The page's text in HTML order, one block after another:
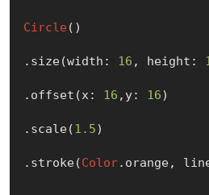
Circle ()
.size(width: 16 , height:
.offset(x: 16 ,y: 16)
.scale(1.5)
.stroke(Color.orange,